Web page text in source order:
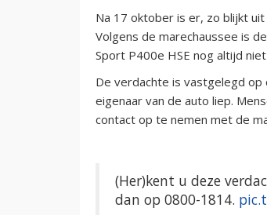
Na 17 oktober is er, zo blijkt
Volgens de marechaussee is
Sport P400e HSE nog altijd
De verdachte is vastgelegd op
eigenaar van de auto liep.
contact op te nemen met de
(Her)kent u deze
dan op 0800-1814.